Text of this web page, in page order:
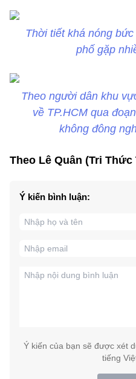
Thời tiết khá nóng
phố gặp
Theo người dân khu
về TP.HCM qua
không đông
Theo Lê Quân (Tri Thức
Ý kiến bình luận:
Ý kiến của bạn sẽ được xét
tiếng